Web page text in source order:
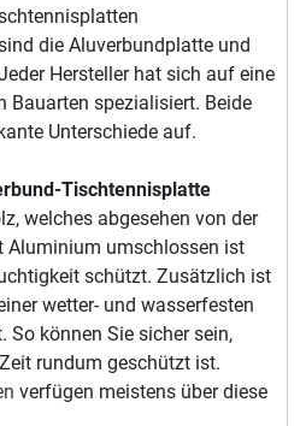
die Aluverbundplatte und
Hersteller hat sich auf eine
Bauarten spezialisiert. Beide
Unterschiede auf.
Tischtennisplatte
welches abgesehen von der
Aluminium umschlossen ist
schützt. Zusätzlich ist
wetter- und wasserfesten
So können Sie sicher sein,
rundum geschützt ist.
verfügen meistens über diese